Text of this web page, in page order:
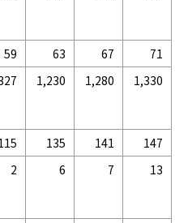
59 63 67
71
1,230 1,280 1,330
135 141
147
2 6 7 13